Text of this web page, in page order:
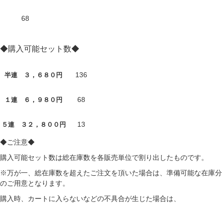
68
◆購入可能セット数◆
半連 ３，６８０円 136
１連 ６，９８０円 68
５連 ３２，８００円 13
◆ご注意◆
購入可能セット数は総在庫数を各販売単位で割り出したものです。
※万が一、総在庫数を超えたご注文を頂いた場合は、準備可能な在庫分
のご用意となります。
購入時、カートに入らないなどの不具合が生じた場合は、